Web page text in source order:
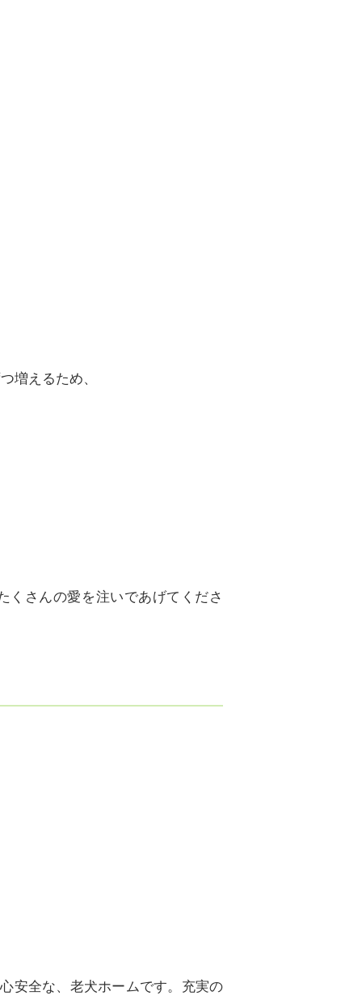
増えるため、
くさんの愛を注いであげてくださ
安全な、老犬ホームです。充実の